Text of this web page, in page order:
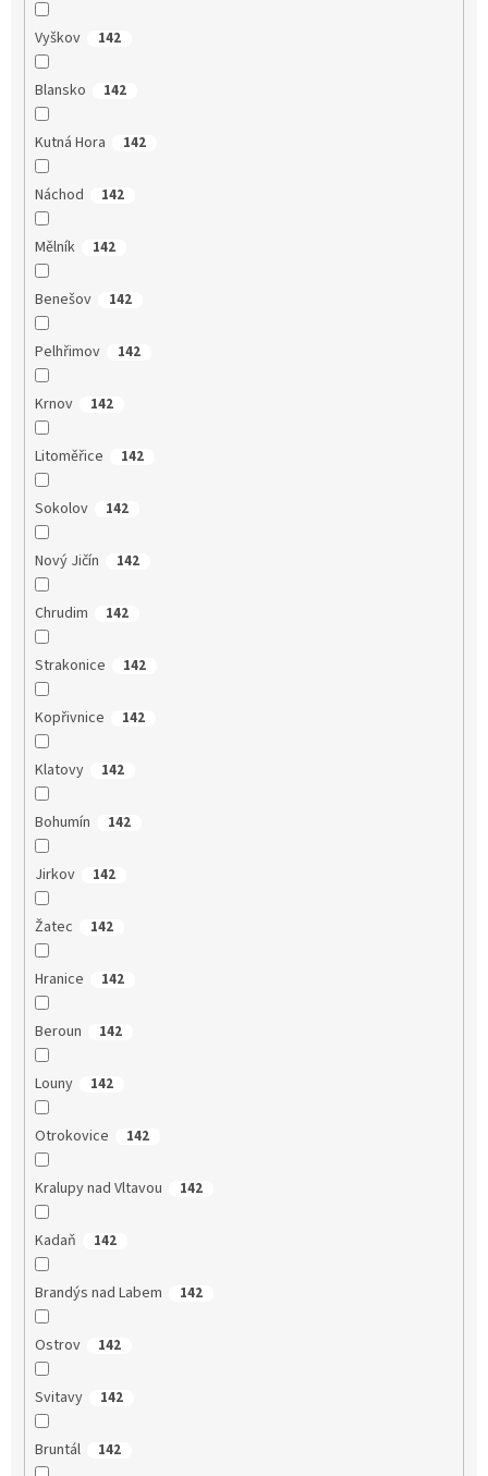
Vyškov 142
Blansko 142
Kutná Hora 142
Náchod 142
Mělník 142
Benešov 142
Pelhřimov 142
Krnov 142
Litoměřice 142
Sokolov 142
Nový Jičín 142
Chrudim 142
Strakonice 142
Kopřivnice 142
Klatovy 142
Bohumín 142
Jirkov 142
Žatec 142
Hranice 142
Beroun 142
Louny 142
Otrokovice 142
Kralupy nad Vltavou 142
Kadaň 142
Brandýs nad Labem 142
Ostrov 142
Svitavy 142
Bruntál 142